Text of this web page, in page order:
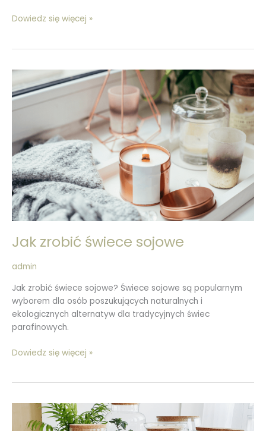
Dowiedz się więcej »
Jak zrobić świece sojowe
admin
Jak zrobić świece sojowe? Świece sojowe są popularnym
wyborem dla osób poszukujących naturalnych i
ekologicznych alternatyw dla tradycyjnych świec
parafinowych.
Jak
zrobić
świece
sojowe
Dowiedz się więcej »